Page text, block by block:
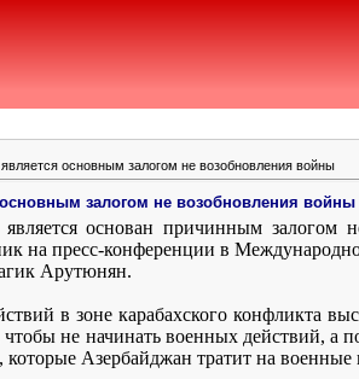
основным залогом не возобновления войны
залогом не возобновления войны
основан причинным залогом
на пресс-конференции в
Арутюнян.
в зоне карабахского конфликта
не начинать военных действий, а
которые Азербайджан тратит на